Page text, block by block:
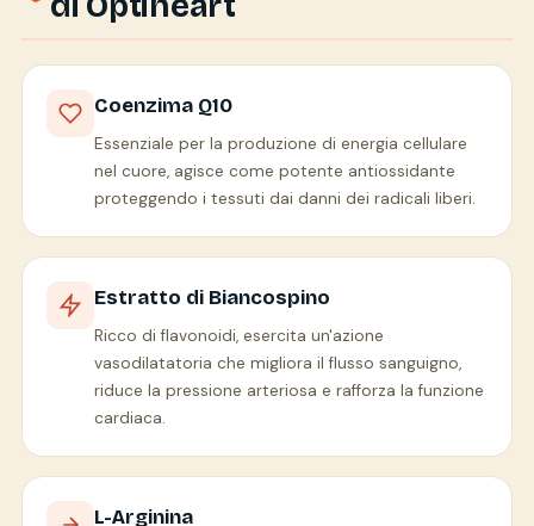
Coenzima Q10
Essenziale per la produzione di energia cellulare
nel cuore, agisce come potente antiossidante
proteggendo i tessuti dai danni dei radicali liberi.
Estratto di Biancospino
Ricco di flavonoidi, esercita un'azione
vasodilatatoria che migliora il flusso sanguigno,
riduce la pressione arteriosa e rafforza la funzione
cardiaca.
L-Arginina